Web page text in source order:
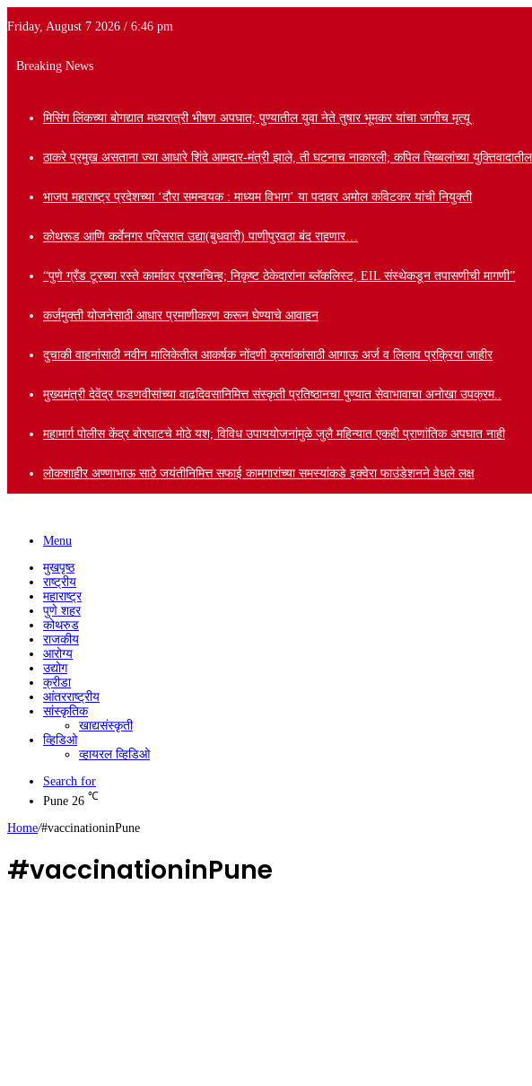
Friday, August 7 2026 / 6:46 pm
Breaking News
मिसिंग लिंकच्या बोगद्यात मध्यरात्री भीषण अपघात; पुण्यातील युवा नेते तुषार भूमकर यांचा जागीच मृत्यू
ठाकरे प्रमुख असताना ज्या आधारे शिंदे आमदार-मंत्री झाले, ती घटनाच नाकारली; कपिल सिब्बलांच्या युक्तिवादातील
भाजप महाराष्ट्र प्रदेशच्या ‘दौरा समन्वयक : माध्यम विभाग’ या पदावर अमोल कविटकर यांची नियुक्ती
कोथरूड आणि कर्वेनगर परिसरात उद्या(बुधवारी) पाणीपुरवठा बंद राहणार…
“पुणे ग्रँड टूरच्या रस्ते कामांवर प्रश्नचिन्ह; निकृष्ट ठेकेदारांना ब्लॅकलिस्ट, EIL संस्थेकडून तपासणीची मागणी”
कर्जमुक्ती योजनेसाठी आधार प्रमाणीकरण करून घेण्याचे आवाहन
दुचाकी वाहनांसाठी नवीन मालिकेतील आकर्षक नोंदणी क्रमांकांसाठी आगाऊ अर्ज व लिलाव प्रक्रिया जाहीर
मुख्यमंत्री देवेंद्र फडणवीसांच्या वाढदिवसानिमित्त संस्कृती प्रतिष्ठानचा पुण्यात सेवाभावाचा अनोखा उपक्रम..
महामार्ग पोलीस केंद्र बोरघाटचे मोठे यश; विविध उपाययोजनांमुळे जुलै महिन्यात एकही प्राणांतिक अपघात नाही
लोकशाहीर अण्णाभाऊ साठे जयंतीनिमित्त सफाई कामगारांच्या समस्यांकडे इक्वेरा फाउंडेशनने वेधले लक्ष
Menu
मुखपृष्ठ
राष्ट्रीय
महाराष्ट्र
पुणे शहर
कोथरुड
राजकीय
आरोग्य
उद्योग
क्रीडा
आंतरराष्ट्रीय
सांस्कृतिक
खाद्यसंस्कृती
व्हिडिओ
व्हायरल व्हिडिओ
Search for
Pune 26 ℃
Home/#vaccinationinPune
#vaccinationinPune